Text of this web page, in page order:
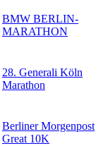
BMW BERLIN-
MARATHON
28. Generali Köln
Marathon
Berliner Morgenpost
Great 10K